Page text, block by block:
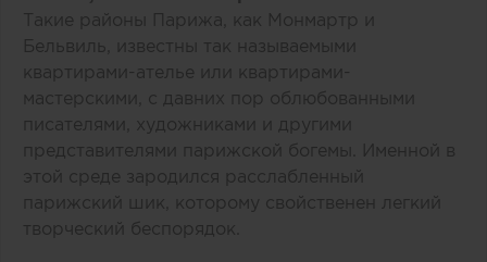
Такие районы Парижа, как Монмартр и
Бельвиль, известны так называемыми
квартирами-ателье или квартирами-
мастерскими, с давних пор облюбованными
писателями, художниками и другими
представителями парижской богемы. Именной в
этой среде зародился расслабленный
парижский шик, которому свойственен легкий
творческий беспорядок.